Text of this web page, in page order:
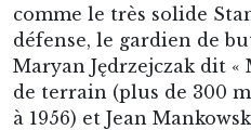
comme le très solide
défense, le gardien de
Maryan Jędrzejczak dit
de terrain (plus de 300
à 1956) et Jean